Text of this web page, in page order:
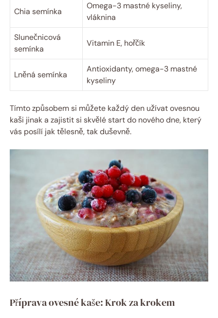
Chia semínka
Omega-3 mastné kyseliny,
vláknina
Slunečnicová
semínka
Vitamin E, hořčík
Lněná semínka
Antioxidanty, omega-3 mastné
kyseliny
Tímto způsobem si můžete každý den užívat ovesnou
kaši jinak a zajistit si skvělé start do nového dne, který
vás posílí jak tělesně, tak duševně.
Příprava ovesné kaše: Krok za krokem